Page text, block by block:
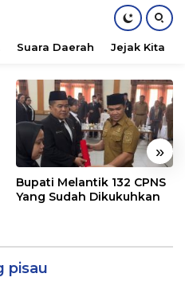
Suara Daerah Jejak Kita
»
Bupati Melantik 132 CPNS
Yang Sudah Dikukuhkan
pisau